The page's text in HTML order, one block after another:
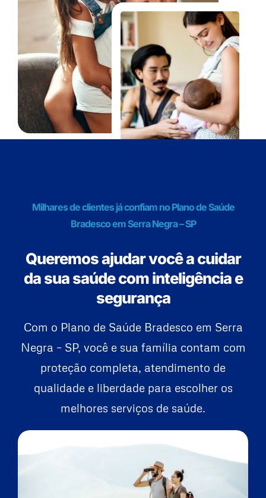
Milhares de clientes já confiam no Plano de Saúde
Bradesco em Serra Negra – SP
Queremos ajudar você a cuidar
da sua saúde com inteligência e
segurança
Com o Plano de Saúde Bradesco em Serra
Negra – SP, você e sua família contam com
proteção completa, atendimento de
qualidade e liberdade para escolher os
melhores serviços de saúde.